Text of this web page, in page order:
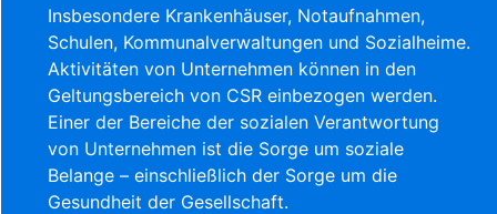
Insbesondere Krankenhäuser, Notaufnahmen,
Schulen, Kommunalverwaltungen und Sozialheime.
Aktivitäten von Unternehmen können in den
Geltungsbereich von CSR einbezogen werden.
Einer der Bereiche der sozialen Verantwortung
von Unternehmen ist die Sorge um soziale
Belange – einschließlich der Sorge um die
Gesundheit der Gesellschaft.